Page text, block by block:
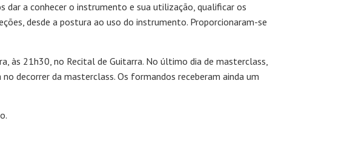
a conhecer o instrumento e sua utilização, qualificar os
desde a postura ao uso do instrumento. Proporcionaram-se
às 21h30, no Recital de Guitarra. No último dia de masterclass,
decorrer da masterclass. Os formandos receberam ainda um